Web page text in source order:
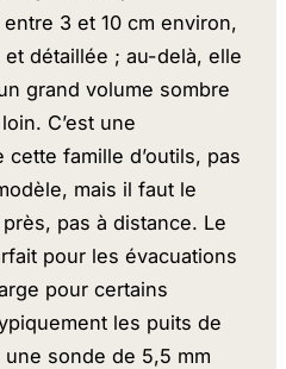
3 et 10 cm environ,
et détaillée ; au-delà, elle
grand volume sombre
C’est une
famille d’outils, pas
mais il faut le
pas à distance. Le
pour les évacuations
pour certains
les puits de
une sonde de 5,5 mm